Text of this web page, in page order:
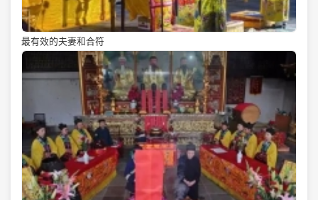
最有效的夫妻和合符